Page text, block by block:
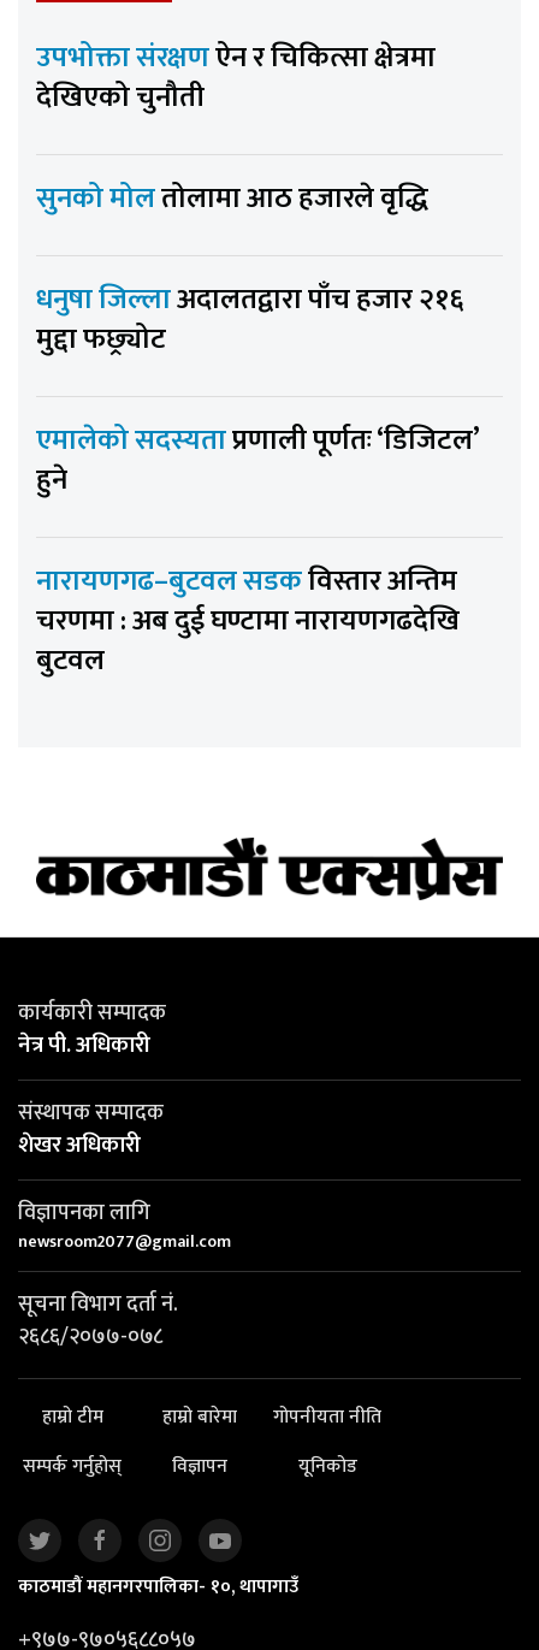
उपभोक्ता संरक्षणऐन र चिकित्सा क्षेत्रमा
देखिएको चुनौती
सुनको मोलतोलामा आठ हजारले वृद्धि
धनुषा जिल्लाअदालतद्वारा पाँच हजार २१६
मुद्दा फछ्र्योट
एमालेको सदस्यताप्रणाली पूर्णतः ‘डिजिटल’
हुने
नारायणगढ–बुटवल सडकविस्तार अन्तिम
चरणमा : अब दुई घण्टामा नारायणगढदेखि
बुटवल
कार्यकारी सम्पादक
नेत्र पी. अधिकारी
संस्थापक सम्पादक
शेखर अधिकारी
विज्ञापनका लागि
newsroom2077@gmail.com
सूचना विभाग दर्ता नं.
२६८६/२०७७-०७८
हाम्रो टीम हाम्रो बारेमा
गोपनीयता नीति
सम्पर्क गर्नुहोस्
विज्ञापन यूनिकोड
काठमाडौं महानगरपालिका- १०, थापागाउँ
+९७७-९७०५६८८०५७